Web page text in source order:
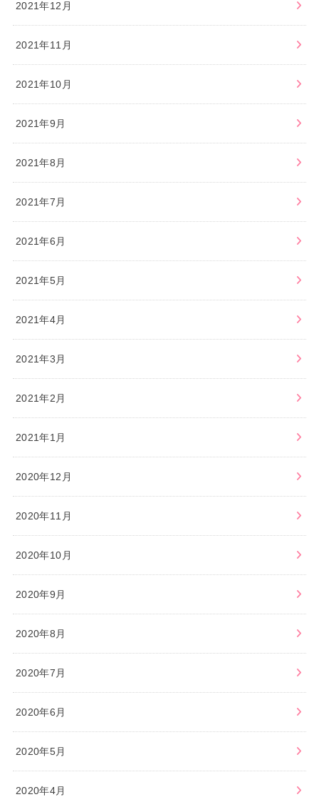
2021年12月
2021年11月
2021年10月
2021年9月
2021年8月
2021年7月
2021年6月
2021年5月
2021年4月
2021年3月
2021年2月
2021年1月
2020年12月
2020年11月
2020年10月
2020年9月
2020年8月
2020年7月
2020年6月
2020年5月
2020年4月